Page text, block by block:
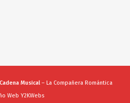
Cadena Musical– La Compañera Romántica
Web Y2KWebs